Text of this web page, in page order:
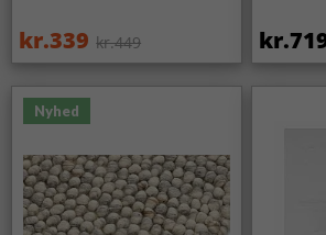
kr.339 kr.449
Nyhed